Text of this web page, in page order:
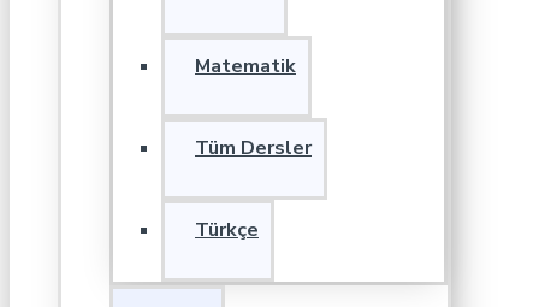
Matematik
Tüm Dersler
Türkçe